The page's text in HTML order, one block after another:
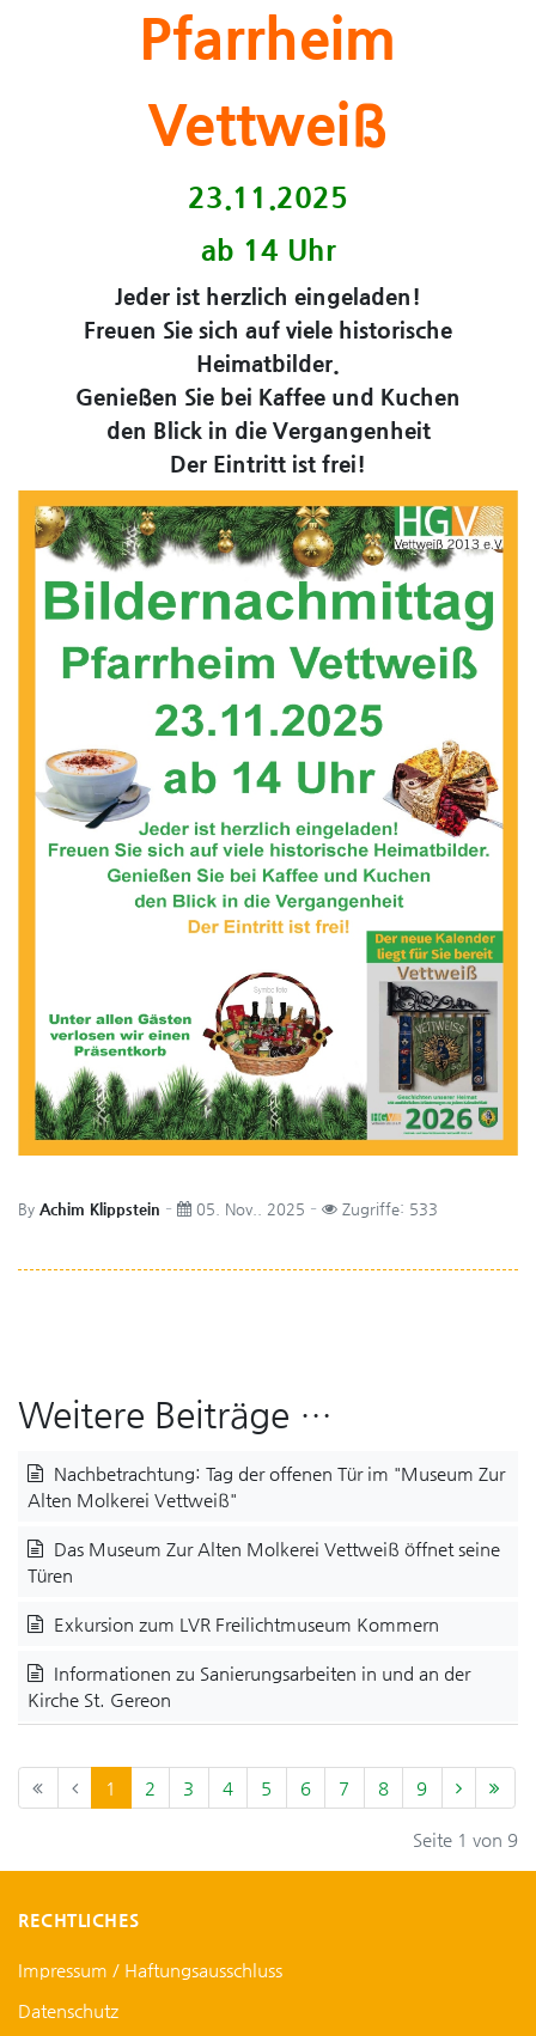
Pfarrheim
Vettweiß
23.11.2025
ab 14 Uhr
Jeder ist herzlich eingeladen!
Freuen Sie sich auf viele historische
Heimatbilder.
Genießen Sie bei Kaffee und Kuchen
den Blick in die Vergangenheit
Der Eintritt ist frei!
By Achim Klippstein 05. Nov.. 2025 Zugriffe: 533
Weitere Beiträge …
Nachbetrachtung: Tag der offenen Tür im "Museum Zur
Alten Molkerei Vettweiß"
Das Museum Zur Alten Molkerei Vettweiß öffnet seine
Türen
Exkursion zum LVR Freilichtmuseum Kommern
Informationen zu Sanierungsarbeiten in und an der
Kirche St. Gereon
1 2 3 4 5 6 7 8 9
Seite 1 von 9
RECHTLICHES
Impressum / Haftungsausschluss
Datenschutz